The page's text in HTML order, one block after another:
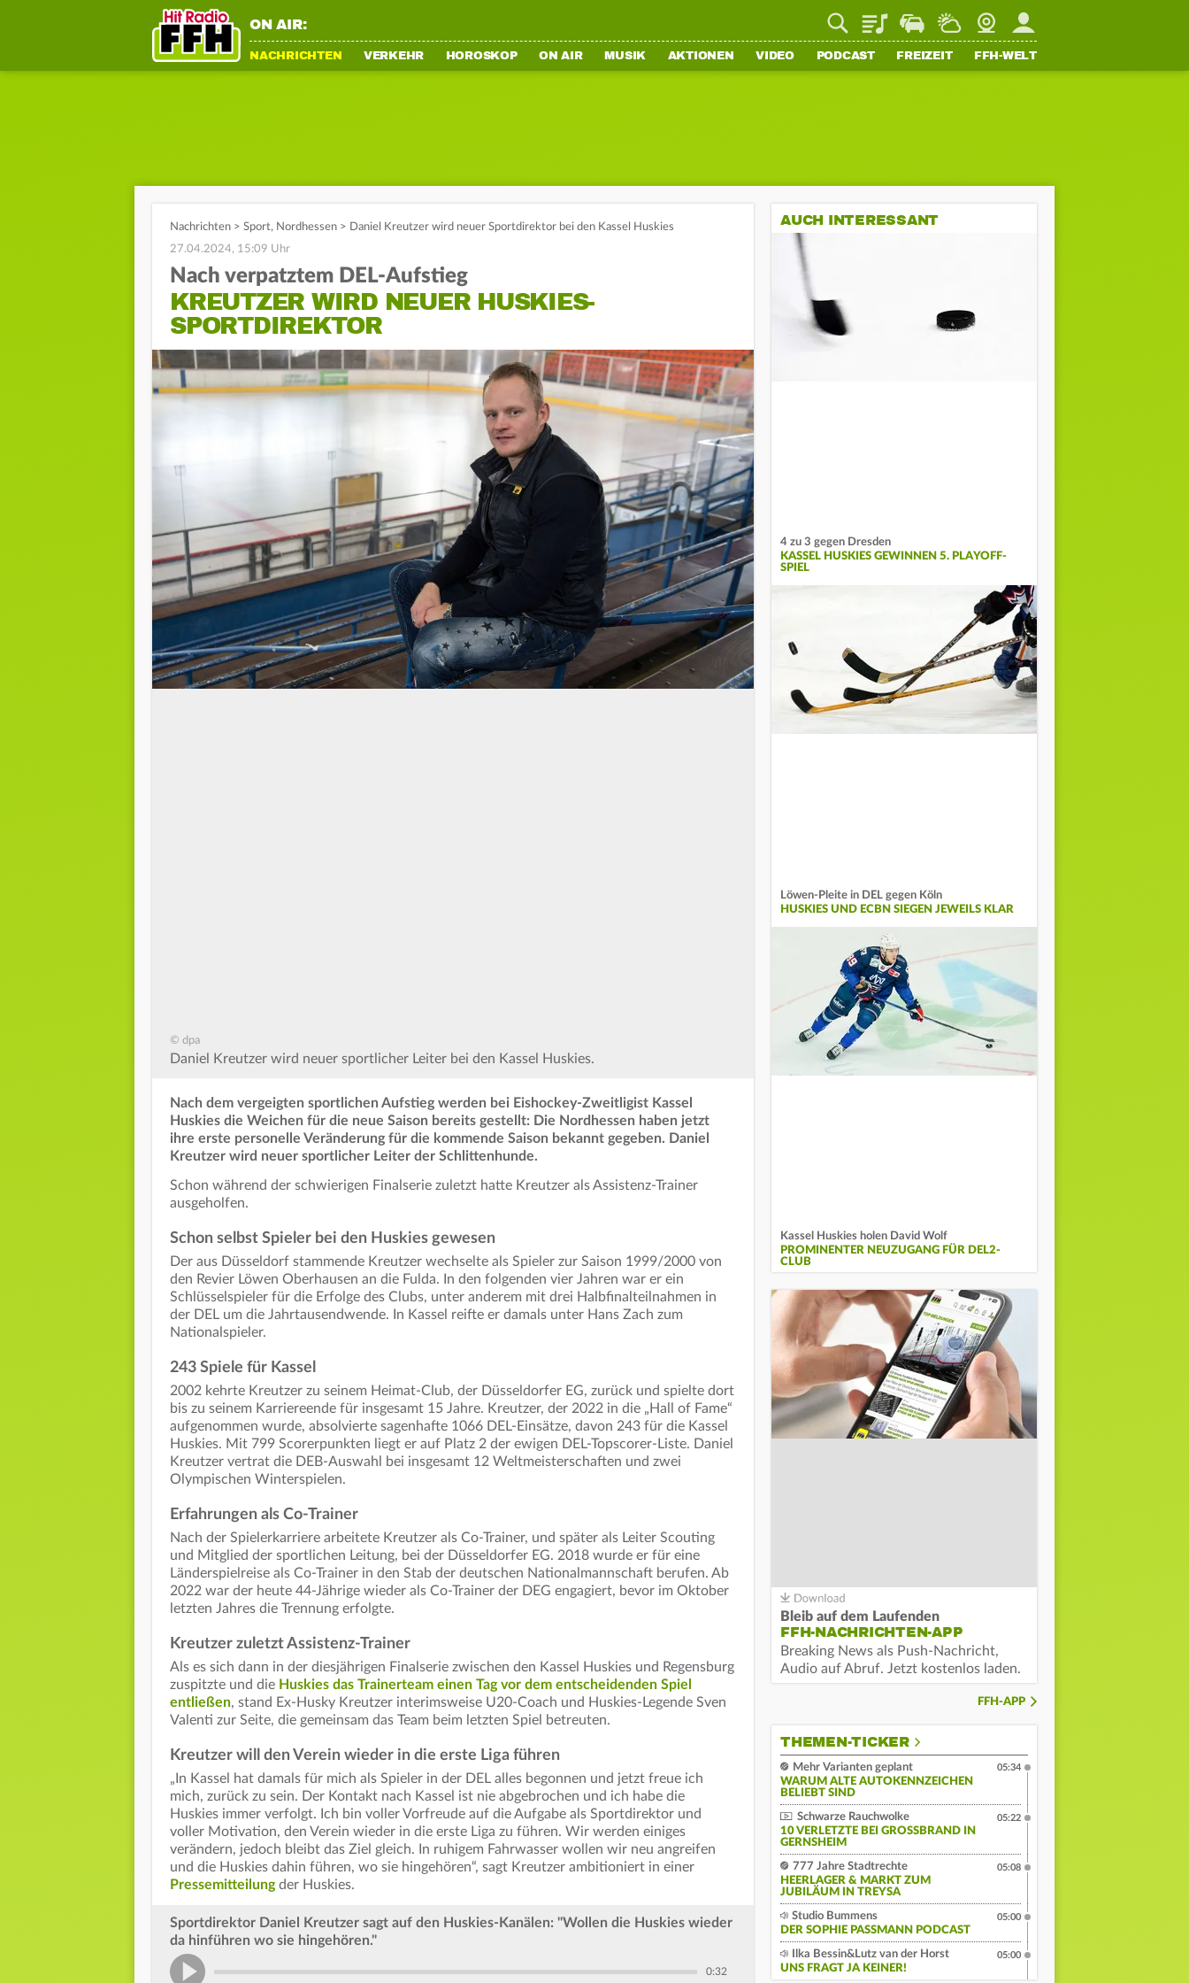
ON AIR: PlaylistStaupilotWetterWebcamMein FFH
NACHRICHTEN VERKEHR HOROSKOP ON AIR MUSIK AKTIONEN VIDEO PODCAST FREIZEIT FFH-WELT
Nachrichten > Sport, Nordhessen > Daniel Kreutzer wird neuer Sportdirektor bei den Kassel Huskies
27.04.2024, 15:09 Uhr
Nach verpatztem DEL-Aufstieg
KREUTZER WIRD NEUER HUSKIES-
SPORTDIREKTOR
© dpa
Daniel Kreutzer wird neuer sportlicher Leiter bei den Kassel Huskies.
Nach dem vergeigten sportlichen Aufstieg werden bei Eishockey-Zweitligist Kassel
Huskies die Weichen für die neue Saison bereits gestellt: Die Nordhessen haben jetzt
ihre erste personelle Veränderung für die kommende Saison bekannt gegeben. Daniel
Kreutzer wird neuer sportlicher Leiter der Schlittenhunde.
Schon während der schwierigen Finalserie zuletzt hatte Kreutzer als Assistenz-Trainer
ausgeholfen.
Schon selbst Spieler bei den Huskies gewesen
Der aus Düsseldorf stammende Kreutzer wechselte als Spieler zur Saison 1999/2000 von
den Revier Löwen Oberhausen an die Fulda. In den folgenden vier Jahren war er ein
Schlüsselspieler für die Erfolge des Clubs, unter anderem mit drei Halbfinalteilnahmen in
der DEL um die Jahrtausendwende. In Kassel reifte er damals unter Hans Zach zum
Nationalspieler.
243 Spiele für Kassel
2002 kehrte Kreutzer zu seinem Heimat-Club, der Düsseldorfer EG, zurück und spielte dort
bis zu seinem Karriereende für insgesamt 15 Jahre. Kreutzer, der 2022 in die „Hall of Fame“
aufgenommen wurde, absolvierte sagenhafte 1066 DEL-Einsätze, davon 243 für die Kassel
Huskies. Mit 799 Scorerpunkten liegt er auf Platz 2 der ewigen DEL-Topscorer-Liste. Daniel
Kreutzer vertrat die DEB-Auswahl bei insgesamt 12 Weltmeisterschaften und zwei
Olympischen Winterspielen.
Erfahrungen als Co-Trainer
Nach der Spielerkarriere arbeitete Kreutzer als Co-Trainer, und später als Leiter Scouting
und Mitglied der sportlichen Leitung, bei der Düsseldorfer EG. 2018 wurde er für eine
Länderspielreise als Co-Trainer in den Stab der deutschen Nationalmannschaft berufen. Ab
2022 war der heute 44-Jährige wieder als Co-Trainer der DEG engagiert, bevor im Oktober
letzten Jahres die Trennung erfolgte.
Kreutzer zuletzt Assistenz-Trainer
Als es sich dann in der diesjährigen Finalserie zwischen den Kassel Huskies und Regensburg
zuspitzte und die Huskies das Trainerteam einen Tag vor dem entscheidenden Spiel
entließen, stand Ex-Husky Kreutzer interimsweise U20-Coach und Huskies-Legende Sven
Valenti zur Seite, die gemeinsam das Team beim letzten Spiel betreuten.
Kreutzer will den Verein wieder in die erste Liga führen
„In Kassel hat damals für mich als Spieler in der DEL alles begonnen und jetzt freue ich
mich, zurück zu sein. Der Kontakt nach Kassel ist nie abgebrochen und ich habe die
Huskies immer verfolgt. Ich bin voller Vorfreude auf die Aufgabe als Sportdirektor und
voller Motivation, den Verein wieder in die erste Liga zu führen. Wir werden einiges
verändern, jedoch bleibt das Ziel gleich. In ruhigem Fahrwasser wollen wir neu angreifen
und die Huskies dahin führen, wo sie hingehören“, sagt Kreutzer ambitioniert in einer
Pressemitteilungder Huskies.
Sportdirektor Daniel Kreutzer sagt auf den Huskies-Kanälen: "Wollen die Huskies wieder
da hinführen wo sie hingehören."
0:32
AUCH INTERESSANT
4 zu 3 gegen Dresden
KASSEL HUSKIES GEWINNEN 5. PLAYOFF-
SPIEL
Löwen-Pleite in DEL gegen Köln
HUSKIES UND ECBN SIEGEN JEWEILS KLAR
Kassel Huskies holen David Wolf
PROMINENTER NEUZUGANG FÜR DEL2-
CLUB
Bleib auf dem Laufenden
FFH-NACHRICHTEN-APP
Breaking News als Push-Nachricht,
Audio auf Abruf. Jetzt kostenlos laden.
FFH-APP
THEMEN-TICKER
Mehr Varianten geplant
WARUM ALTE AUTOKENNZEICHEN
BELIEBT SIND
05:34
Schwarze Rauchwolke
10 VERLETZTE BEI GROSSBRAND IN G
ERNSHEIM
05:22
777 Jahre Stadtrechte
HEERLAGER & MARKT ZUM
JUBILÄUM IN TREYSA
05:08
Studio Bummens
DER SOPHIE PASSMANN PODCAST
05:00
Ilka Bessin&Lutz van der Horst
UNS FRAGT JA KEINER!
05:00